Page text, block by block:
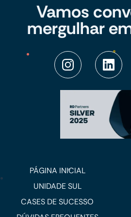
Vamos
mergulhar
PÁGINA INICIAL
UNIDADE SUL
CASES DE SUCESSO